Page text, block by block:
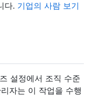
다. 기업의 사람 보기
설정에서 조직 수준
자는 이 작업을 수행